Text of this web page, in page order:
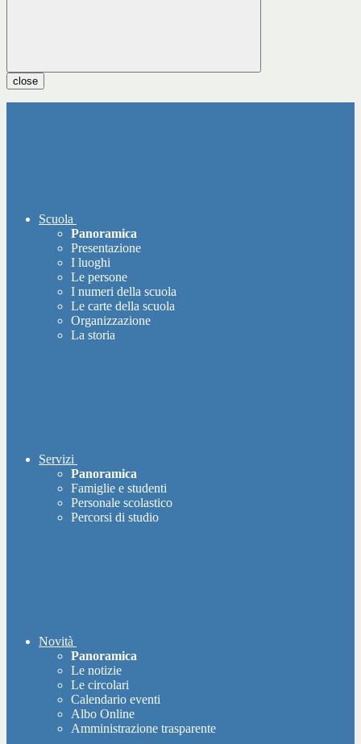
close
Scuola
Panoramica
Presentazione
I luoghi
Le persone
I numeri della scuola
Le carte della scuola
Organizzazione
La storia
Servizi
Panoramica
Famiglie e studenti
Personale scolastico
Percorsi di studio
Novità
Panoramica
Le notizie
Le circolari
Calendario eventi
Albo Online
Amministrazione trasparente